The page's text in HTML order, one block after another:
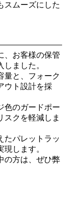
スムーズにした
、お客様の保管
ました。
量と、フォーク
ウト設計を採
色のガードポー
スクを軽減しま
たパレットラッ
します。
の方は、ぜひ弊